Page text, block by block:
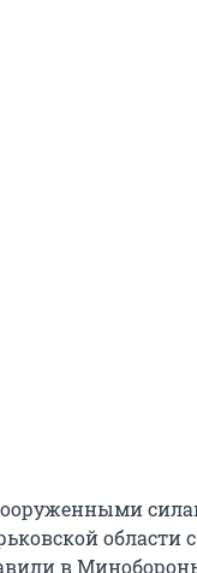
области
в